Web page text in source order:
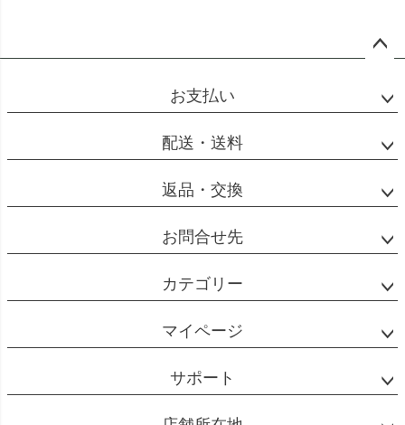
ップ
お支払い
配送・送料
返品・交換
お問合せ先
カテゴリー
マイページ
サポート